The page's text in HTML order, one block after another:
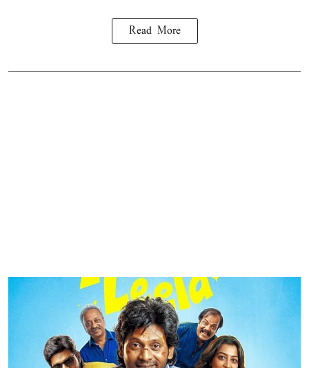
Read More